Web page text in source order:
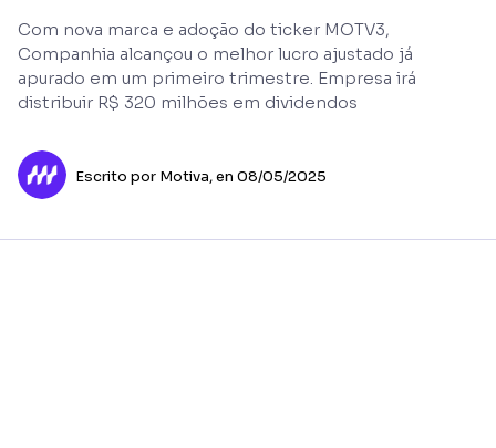
Com nova marca e adoção do ticker MOTV3,
Companhia alcançou o melhor lucro ajustado já
apurado em um primeiro trimestre. Empresa irá
distribuir R$ 320 milhões em dividendos
Escrito por Motiva,en 08/05/2025